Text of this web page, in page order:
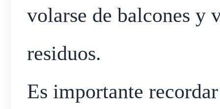
volarse de balcones y
residuos.
Es importante